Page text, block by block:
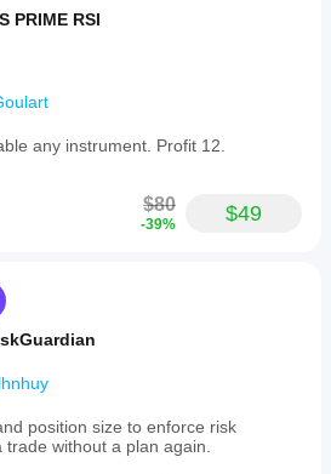
PRIME RSI
any instrument. Profit 12.
$80
-39% $49
position size to enforce risk
without a plan again.